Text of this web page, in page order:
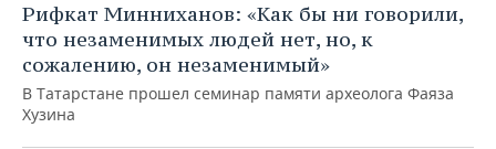
Рифкат Минниханов: «Как бы ни говорили,
что незаменимых людей нет, но, к
сожалению, он незаменимый»
В Татарстане прошел семинар памяти археолога Фаяза
Хузина